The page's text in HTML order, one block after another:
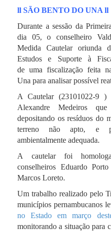
ll SÃO BENTO DO UNA ll
Durante a sessão da
dia 05, o conselheiro
Medida Cautelar oriunda
Estudos e Suporte à
de uma fiscalização feita
Una para analisar possível
A Cautelar (23101022-9 )
Alexandre Medeiros
depositando os resíduos do
terreno não apto, e
ambientalmente adequada.
A cautelar foi
conselheiros Eduardo
Marcos Loreto.
Um trabalho realizado pelo
municípios pernambucanos
no Estado em março
monitorando a situação para